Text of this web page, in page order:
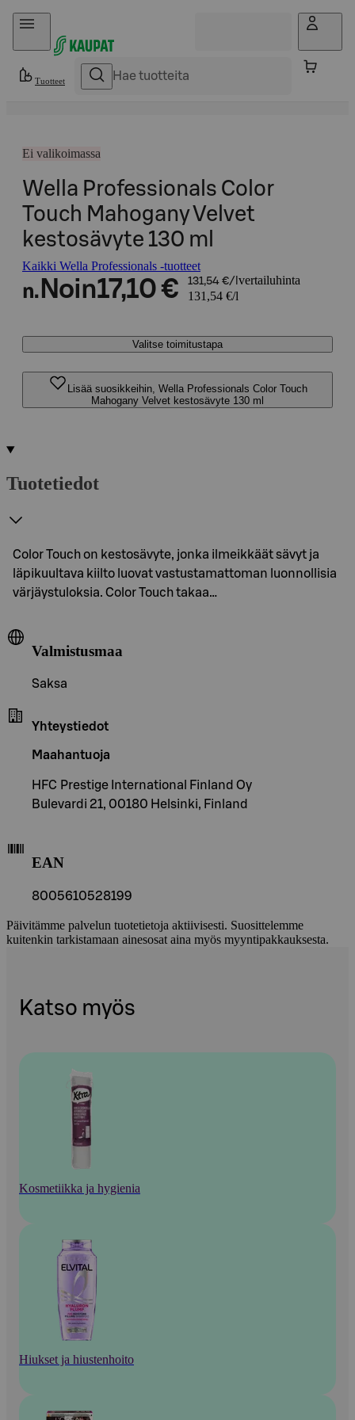
Hyppää sisältöön
Tuotteet
Ei valikoimassa
Wella Professionals Color
Touch Mahogany Velvet
kestosävyte 130 ml
Kaikki Wella Professionals -tuotteet
n. Noin17,10 € 131,54 €/l vertailuhinta
131,54 €/l
Valitse toimitustapa
Lisää suosikkeihin, Wella Professionals Color Touch
Mahogany Velvet kestosävyte 130 ml
Tuotetiedot
Color Touch on kestosävyte, jonka ilmeikkäät sävyt ja
läpikuultava kiilto luovat vastustamattoman luonnollisia
värjäystuloksia. Color Touch takaa…
Valmistusmaa
Saksa
Yhteystiedot
Maahantuoja
HFC Prestige International Finland Oy
Bulevardi 21, 00180 Helsinki, Finland
EAN
8005610528199
Päivitämme palvelun tuotetietoja aktiivisesti. Suosittelemme
kuitenkin tarkistamaan ainesosat aina myös myyntipakkauksesta.
Katso myös
Kosmetiikka ja hygienia
Hiukset ja hiustenhoito